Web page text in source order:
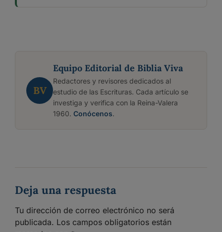
BV
Equipo Editorial de Biblia Viva
Redactores y revisores dedicados al
estudio de las Escrituras. Cada artículo se
investiga y verifica con la Reina-Valera
1960. Conócenos.
Deja una respuesta
Tu dirección de correo electrónico no será
publicada. Los campos obligatorios están